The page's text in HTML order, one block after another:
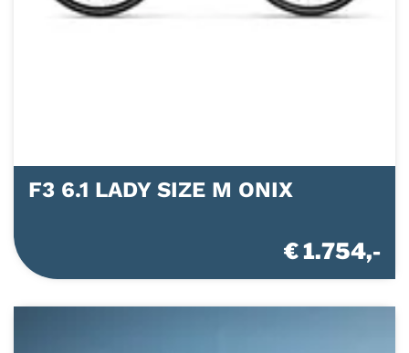
F3 6.1 LADY SIZE M ONIX
€ 1.754,-